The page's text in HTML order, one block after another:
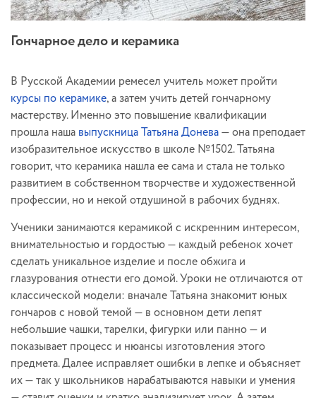
Гончарное дело и керамика
В Русской Академии ремесел учитель может пройти
курсы по керамике, а затем учить детей гончарному
мастерству. Именно это повышение квалификации
прошла наша выпускница Татьяна Донева— она преподает
изобразительное искусство в школе №1502. Татьяна
говорит, что керамика нашла ее сама и стала не только
развитием в собственном творчестве и художественной
профессии, но и некой отдушиной в рабочих буднях.
Ученики занимаются керамикой с искренним интересом,
внимательностью и гордостью — каждый ребенок хочет
сделать уникальное изделие и после обжига и
глазурования отнести его домой. Уроки не отличаются от
классической модели: вначале Татьяна знакомит юных
гончаров с новой темой — в основном дети лепят
небольшие чашки, тарелки, фигурки или панно — и
показывает процесс и нюансы изготовления этого
предмета. Далее исправляет ошибки в лепке и объясняет
их — так у школьников нарабатываются навыки и умения